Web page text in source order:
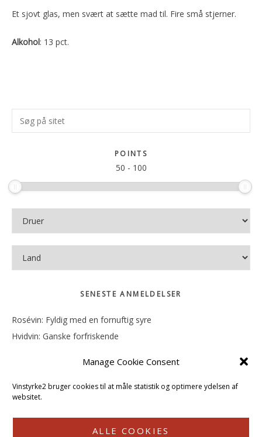
Manage Cookie Consent
Vinstyrke2 bruger cookies til at måle statistik og optimere ydelsen af
websitet.
ALLE COOKIES
Et sjovt glas, men svært at sætte mad til. Fire små stjerner.
Alkohol: 13 pct.
Primær
Sidebar
Søg
på
POINTS
50 - 100
SENESTE ANMELDELSER
Rosévin: Fyldig med en fornuftig syre
Hvidvin: Ganske forfriskende
Hvidvin: Smørfedme og tropisk sødme
Rosévin: Blød, rund og sødladen